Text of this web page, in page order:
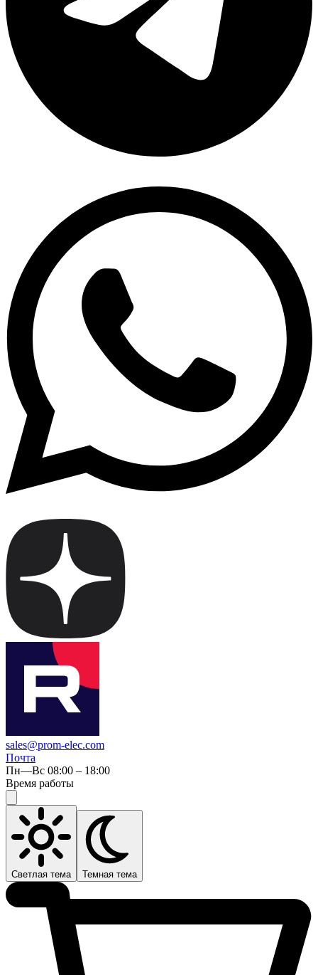
sales@prom-elec.com
Почта
Пн—Вс 08:00 – 18:00
Время работы
Светлая тема Темная тема